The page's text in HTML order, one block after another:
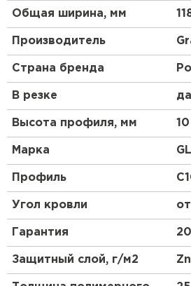
Общая ширина, мм
Производитель
Страна бренда
В резке да
Высота профиля, мм 10
Марка
Профиль
Угол кровли от
Гарантия 20
Защитный слой, г/м2
Штакетник